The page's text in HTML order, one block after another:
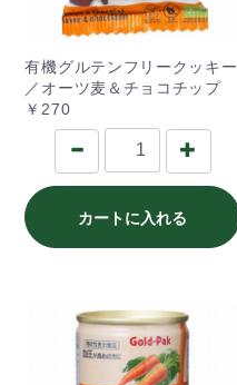
有機グルテンフリークッキー
／オーツ麦＆チョコチップ
￥270
カートに入れる